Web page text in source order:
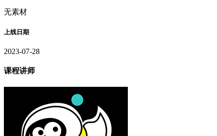
无素材
上线日期
2023-07-28
课程讲师